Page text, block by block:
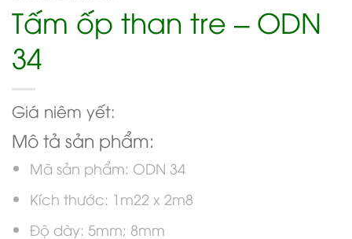
Tấm ốp than tre – ODN
34
Giá niêm yết:
Mô tả sản phẩm:
Mã sản phẩm: ODN 34
Kích thước: 1m22 x 2m8
Độ dày: 5mm; 8mm